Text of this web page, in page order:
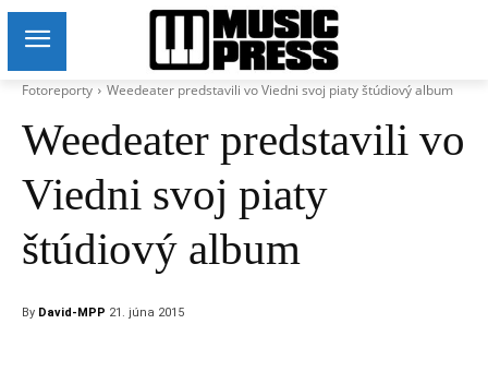
Fotoreporty Weedeater predstavili vo Viedni svoj piaty štúdiový album
Weedeater predstavili vo
Viedni svoj piaty
štúdiový album
By David-MPP 21. júna 2015